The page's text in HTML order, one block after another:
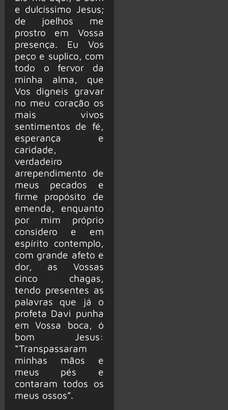
e dulcíssimo Jesus;
de joelhos me
prostro em Vossa
presença. Eu Vos
peço e suplico, com
todo o fervor da
minha alma, que
Vos digneis gravar
no meu coração os
mais vivos
sentimentos de fé,
esperança e
caridade,
verdadeiro
arrependimento de
meus pecados e
firme propósito de
emenda, enquanto
por mim próprio
considero e em
espírito contemplo,
com grande afeto e
dor, as Vossas
cinco chagas,
tendo presentes as
palavras que já o
profeta Davi punha
em Vossa boca, ó
bom Jesus:
“Transpassaram
minhas mãos e
meus pés e
contaram todos os
meus ossos”.